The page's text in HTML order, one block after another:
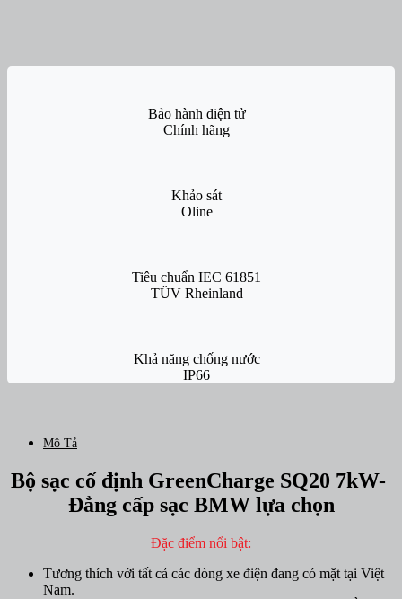
Bảo hành điện tử
Chính hãng
Khảo sát
Oline
Tiêu chuẩn IEC 61851
TÜV Rheinland
Khả năng chống nước
IP66
Mô Tả
Bộ sạc cố định GreenCharge SQ20 7kW-
Đẳng cấp sạc BMW lựa chọn
Đặc điểm nổi bật:
Tương thích với tất cả các dòng xe điện đang có mặt tại Việt
Nam.